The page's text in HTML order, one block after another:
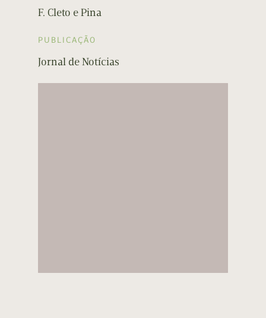
F. Cleto e Pina
PUBLICAÇÃO
Jornal de Notícias